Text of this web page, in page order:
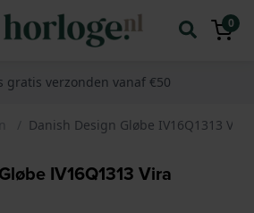
0
gratis verzonden vanaf €50
Danish Design Gløbe IV16Q1313
IV16Q1313 Vira